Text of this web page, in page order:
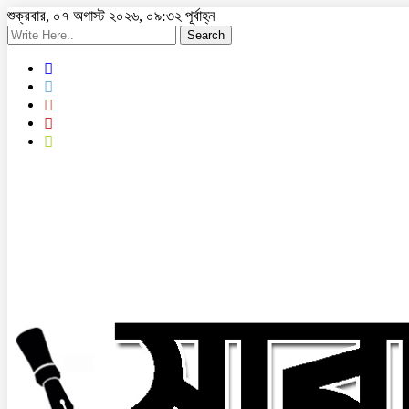
শুক্রবার, ০৭ অগাস্ট ২০২৬, ০৯:৩২ পূর্বাহ্ন
Search